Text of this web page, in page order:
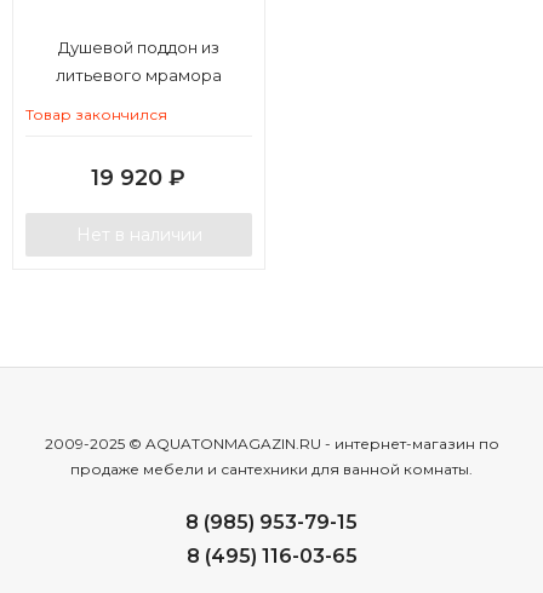
Душевой поддон из
литьевого мрамора
Товар закончился
19 920 ₽
Нет в наличии
2009-2025 © AQUATONMAGAZIN.RU - интернет-магазин по
продаже мебели и сантехники для ванной комнаты.
8 (985) 953-79-15
8 (495) 116-03-65